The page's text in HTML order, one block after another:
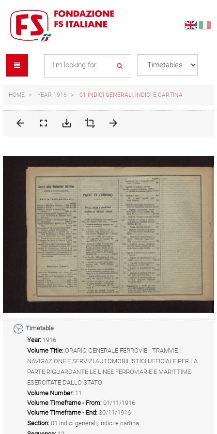
content
navigation
menu
HOME YEAR 1916 01 INDICI GENERALI, INDICI E CARTINA
Timetable
Year: 1916
Volume Title: ORARIO GENERALE FERROVIE - TRAMVIE -
NAVIGAZIONE E SERVIZI AUTOMOBILISTICI UFFICIALE PER LA
PARTE RIGUARDANTE LE LINEE FERROVIARIE E MARITTIME
ESERCITATE DALLO STATO
Volume Number: 11
Volume Timeframe - From: 01/11/1916
Volume Timeframe - End: 30/11/1916
Section: 01 Indici generali, indici e cartina